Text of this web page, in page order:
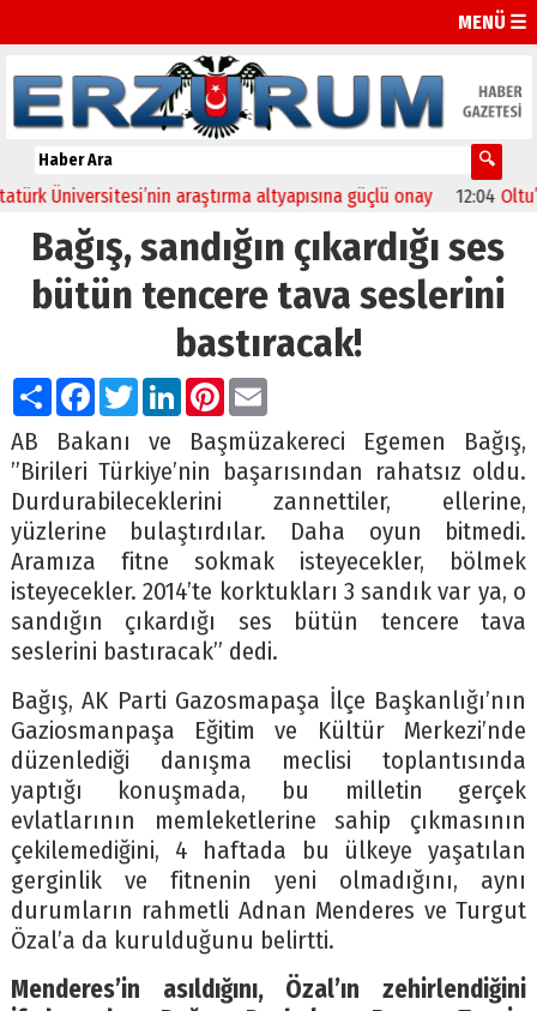
MENÜ ☰
Üniversitesi’nin araştırma altyapısına güçlü onay 12:04 Oltu’da
Bağış, sandığın çıkardığı ses
bütün tencere tava seslerini
bastıracak!
PaylaşFacebook
TwitterLinkedIn
Pinterest
Email
AB Bakanı ve Başmüzakereci Egemen Bağış,
”Birileri Türkiye’nin başarısından rahatsız oldu.
Durdurabileceklerini zannettiler, ellerine,
yüzlerine bulaştırdılar. Daha oyun bitmedi.
Aramıza fitne sokmak isteyecekler, bölmek
isteyecekler. 2014’te korktukları 3 sandık var ya, o
sandığın çıkardığı ses bütün tencere tava
seslerini bastıracak” dedi.
Bağış, AK Parti Gazosmapaşa İlçe Başkanlığı’nın
Gaziosmanpaşa Eğitim ve Kültür Merkezi’nde
düzenlediği danışma meclisi toplantısında
yaptığı konuşmada, bu milletin gerçek
evlatlarının memleketlerine sahip çıkmasının
çekilemediğini, 4 haftada bu ülkeye yaşatılan
gerginlik ve fitnenin yeni olmadığını, aynı
durumların rahmetli Adnan Menderes ve Turgut
Özal’a da kurulduğunu belirtti.
Menderes’in asıldığını, Özal’ın zehirlendiğini